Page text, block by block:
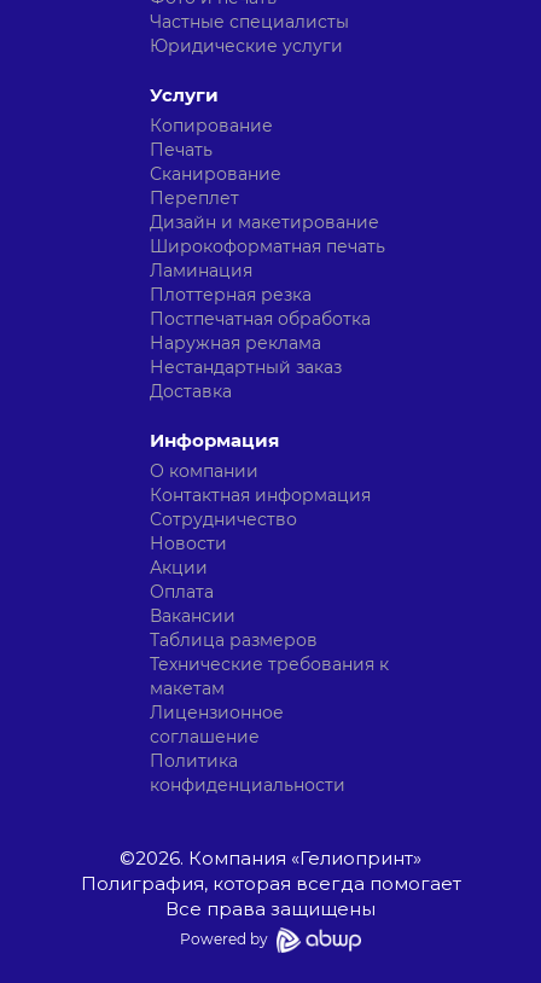
Частные специалисты
Юридические услуги
Услуги
Копирование
Печать
Сканирование
Переплет
Дизайн и макетирование
Широкоформатная печать
Ламинация
Плоттерная резка
Постпечатная обработка
Наружная реклама
Нестандартный заказ
Доставка
Информация
О компании
Контактная информация
Сотрудничество
Новости
Акции
Оплата
Вакансии
Таблица размеров
Технические требования к
макетам
Лицензионное
соглашение
Политика
конфиденциальности
©2026. Компания «Гелиопринт»
Полиграфия, которая всегда помогает
Все права защищены
Powered by